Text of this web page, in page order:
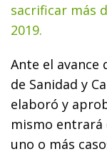
sacrificar más
2019.
Ante el avance
de Sanidad y
elaboró y
mismo entrará
uno o más